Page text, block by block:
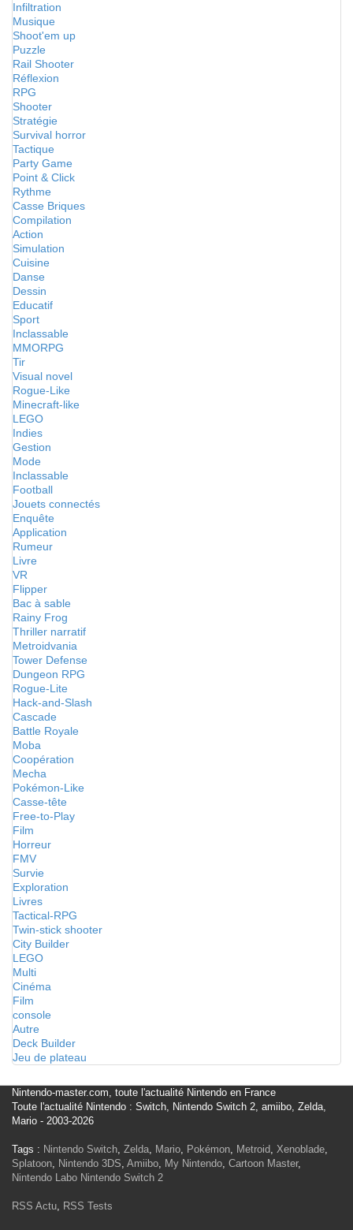
Infiltration
Musique
Shoot'em up
Puzzle
Rail Shooter
Réflexion
RPG
Shooter
Stratégie
Survival horror
Tactique
Party Game
Point & Click
Rythme
Casse Briques
Compilation
Action
Simulation
Cuisine
Danse
Dessin
Educatif
Sport
Inclassable
MMORPG
Tir
Visual novel
Rogue-Like
Minecraft-like
LEGO
Indies
Gestion
Mode
Inclassable
Football
Jouets connectés
Enquête
Application
Rumeur
Livre
VR
Flipper
Bac à sable
Rainy Frog
Thriller narratif
Metroidvania
Tower Defense
Dungeon RPG
Rogue-Lite
Hack-and-Slash
Cascade
Battle Royale
Moba
Coopération
Mecha
Pokémon-Like
Casse-tête
Free-to-Play
Film
Horreur
FMV
Survie
Exploration
Livres
Tactical-RPG
Twin-stick shooter
City Builder
LEGO
Multi
Cinéma
Film
console
Autre
Deck Builder
Jeu de plateau
Nintendo-master.com, toute l'actualité Nintendo en France
Toute l'actualité Nintendo : Switch, Nintendo Switch 2, amiibo, Zelda,
Mario - 2003-2026
Tags : Nintendo Switch, Zelda, Mario, Pokémon, Metroid, Xenoblade,
Splatoon, Nintendo 3DS, Amiibo, My Nintendo, Cartoon Master,
Nintendo Labo Nintendo Switch 2
RSS Actu, RSS Tests